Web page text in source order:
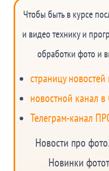
Чтобы быть в курсе
и видео технику и
обработки фото и
страницу
новостной канал
Телеграм-канал
Новости про
Новинки